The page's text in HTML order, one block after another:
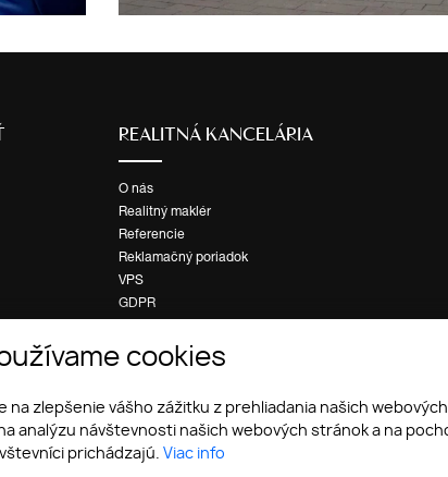
cookies
zlepšenie vášho zážitku z prehliadania našich
analýzu návštevnosti našich webových stránok a na
prichádzajú. Viac info
REALITNÁ KANCELÁRIA
O nás
Realitný maklér
Referencie
Reklamačný poriadok
VPS
GDPR